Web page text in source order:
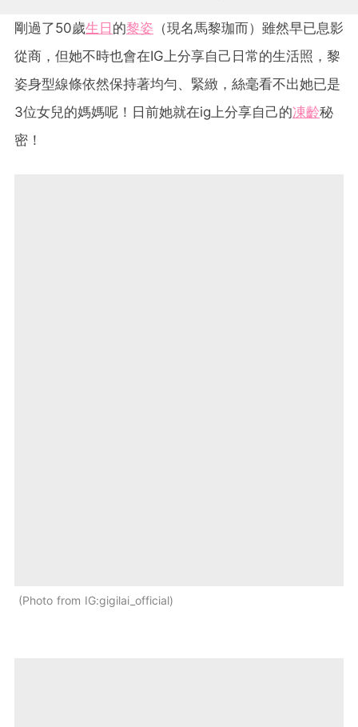
剛過了50歲生日 的黎姿 （現名馬黎珈而）雖然早已息影
從商，但她不時也會在IG上分享自己日常的生活照，黎
姿身型線條依然保持著均勻、緊緻，絲毫看不出她已是
3位女兒的媽媽呢！日前她就在ig上分享自己的凍齡秘
密！
Photo from IG:gigilai_official